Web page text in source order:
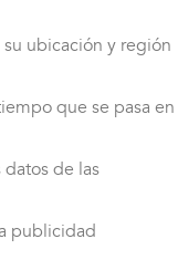
ubicación y región
que se pasa en
de las
publicidad